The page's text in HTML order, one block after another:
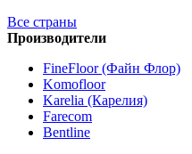
Все страны
Производители
FineFloor (Файн Флор)
Komofloor
Karelia (Карелия)
Farecom
Bentline